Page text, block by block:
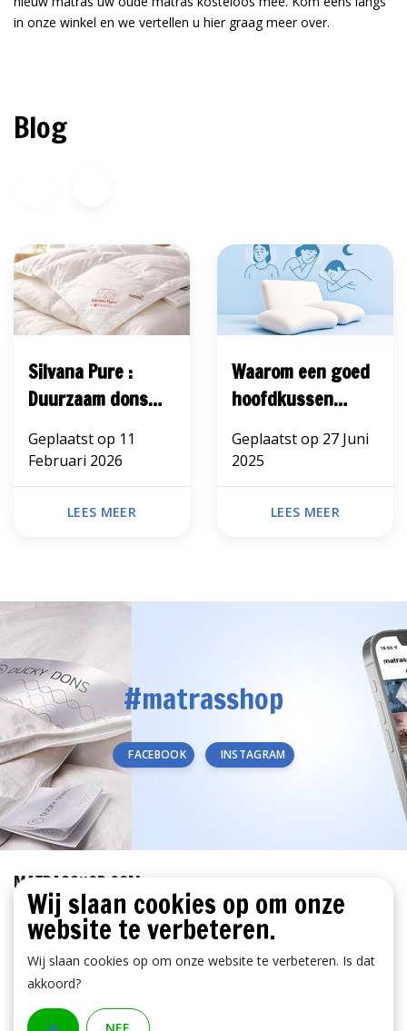
in onze winkel en we vertellen u hier graag meer over.
Blog
Silvana Pure :
Duurzaam dons
Geplaatst op 11
Februari 2026
LEES MEER
Waarom een goed
hoofdkussen
Geplaatst op 27 Juni
2025
LEES MEER
#matrasshop
FACEBOOK INSTAGRAM
MATRASSHOP.COM
KLANTENSERVICE
BETAALMETHODEN
Wij slaan cookies op om onze
website te verbeteren.
Wij slaan cookies op om onze website te verbeteren. Is dat
akkoord?